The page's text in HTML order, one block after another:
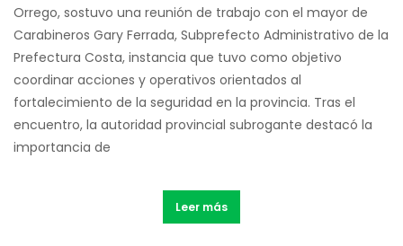
Orrego, sostuvo una reunión de trabajo con el mayor de
Carabineros Gary Ferrada, Subprefecto Administrativo de la
Prefectura Costa, instancia que tuvo como objetivo
coordinar acciones y operativos orientados al
fortalecimiento de la seguridad en la provincia. Tras el
encuentro, la autoridad provincial subrogante destacó la
importancia de
Leer más